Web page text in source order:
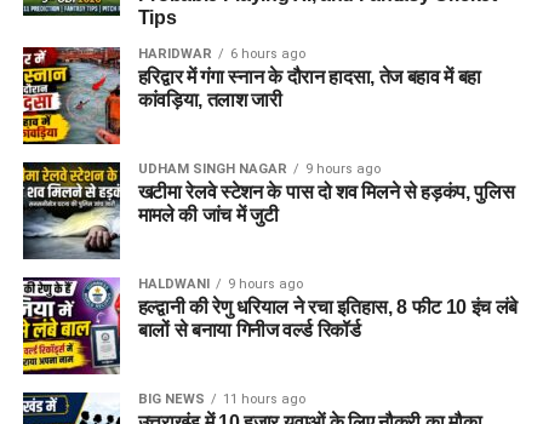
Tips
HARIDWAR 6 hours ago
हरिद्वार में गंगा स्नान के दौरान हादसा, तेज बहाव में बहा
कांवड़िया, तलाश जारी
UDHAM SINGH NAGAR 9 hours ago
खटीमा रेलवे स्टेशन के पास दो शव मिलने से हड़कंप, पुलिस
मामले की जांच में जुटी
HALDWANI 9 hours ago
हल्द्वानी की रेणु धरियाल ने रचा इतिहास, 8 फीट 10 इंच लंबे
बालों से बनाया गिनीज वर्ल्ड रिकॉर्ड
BIG NEWS 11 hours ago